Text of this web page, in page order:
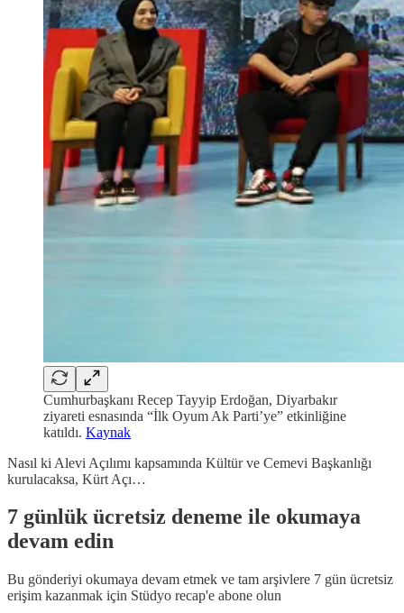
Cumhurbaşkanı Recep Tayyip Erdoğan, Diyarbakır
ziyareti esnasında “İlk Oyum Ak Parti’ye” etkinliğine
katıldı. Kaynak
Nasıl ki Alevi Açılımı kapsamında Kültür ve Cemevi Başkanlığı
kurulacaksa, Kürt Açı…
7 günlük ücretsiz deneme ile okumaya
devam edin
Bu gönderiyi okumaya devam etmek ve tam arşivlere 7 gün ücretsiz
erişim kazanmak için Stüdyo recap'e abone olun